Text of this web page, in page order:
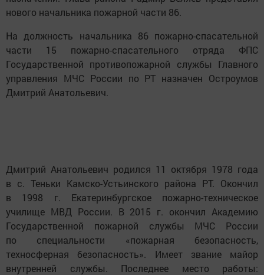
нового начальника пожарной части 86.
На должность начальника 86 пожарно-спасательной
части 15 пожарно-спасательного отряда ФПС
Государственной противопожарной службы Главного
управления МЧС России по РТ назначен Остроумов
Дмитрий Анатольевич.
Дмитрий Анатольевич родился 11 октября 1978 года
в с. Теньки Камско-Устьинского района РТ. Окончил
в 1998 г. Екатеринбургское пожарно-техническое
училище МВД России. В 2015 г. окончил Академию
Государственной пожарной службы МЧС России
по специальности «пожарная безопасность,
техносферная безопасность». Имеет звание майор
внутренней службы. Последнее место работы: